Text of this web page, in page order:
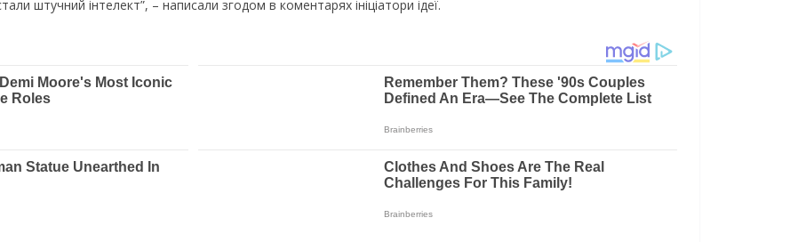
штучний інтелект”, – написали згодом в коментарях ініціатори ідеї.